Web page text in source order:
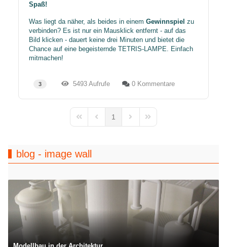
Spaß!
Was liegt da näher, als beides in einemGewinnspiel zu
verbinden? Es ist nur ein Mausklick entfernt - auf das
Bild klicken - dauert keine drei Minuten und bietet die
Chance auf eine begeisternde TETRIS-LAMPE. Einfach
mitmachen!
3 5493 Aufrufe 0 Kommentare
First PagePrevious Page
1
Next PageLast Page
blog - image wall